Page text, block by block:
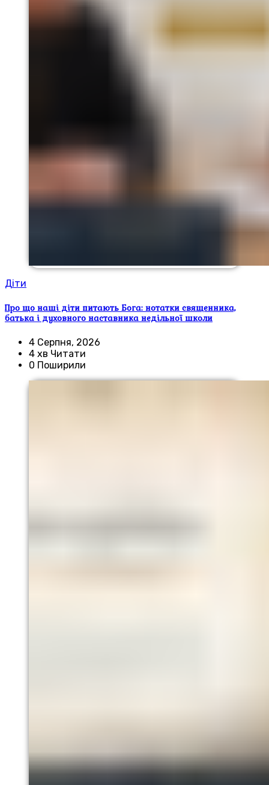
Діти
Про що наші діти питають Бога: нотатки священника,
батька і духовного наставника недільної школи
4 Серпня, 2026
4 хв Читати
0 Поширили